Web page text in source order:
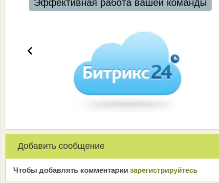
Эффективная работа вашей команды
Добавить сообщение
Чтобы добавлять комментарии зарeгиcтрирyйтeсь